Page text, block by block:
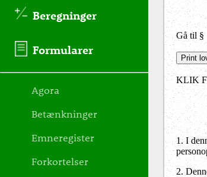
Gå til
KLIK
1. I
2.
Beregninger
Formularer
Agora
Betænkninger
Emneregister
Forkortelser